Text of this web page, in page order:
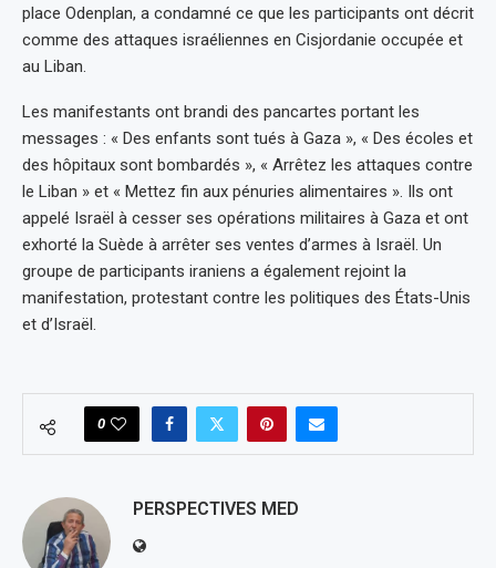
place Odenplan, a condamné ce que les participants ont décrit
comme des attaques israéliennes en Cisjordanie occupée et
au Liban.
Les manifestants ont brandi des pancartes portant les
messages : « Des enfants sont tués à Gaza », « Des écoles et
des hôpitaux sont bombardés », « Arrêtez les attaques contre
le Liban » et « Mettez fin aux pénuries alimentaires ». Ils ont
appelé Israël à cesser ses opérations militaires à Gaza et ont
exhorté la Suède à arrêter ses ventes d’armes à Israël. Un
groupe de participants iraniens a également rejoint la
manifestation, protestant contre les politiques des États-Unis
et d’Israël.
0
PERSPECTIVES MED